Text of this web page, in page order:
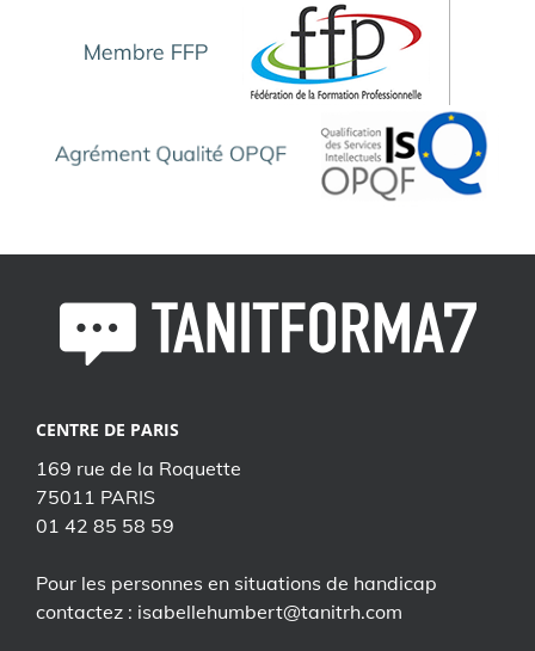
CENTRE DE PARIS
169 rue de la Roquette
75011 PARIS
01 42 85 58 59
Pour les personnes en situations de handicap
contactez : isabellehumbert@tanitrh.com